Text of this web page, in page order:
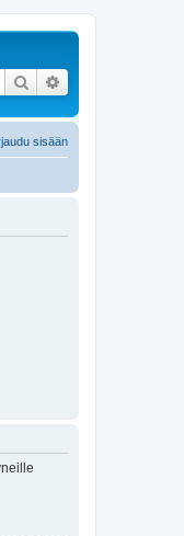
Etsi
sisään